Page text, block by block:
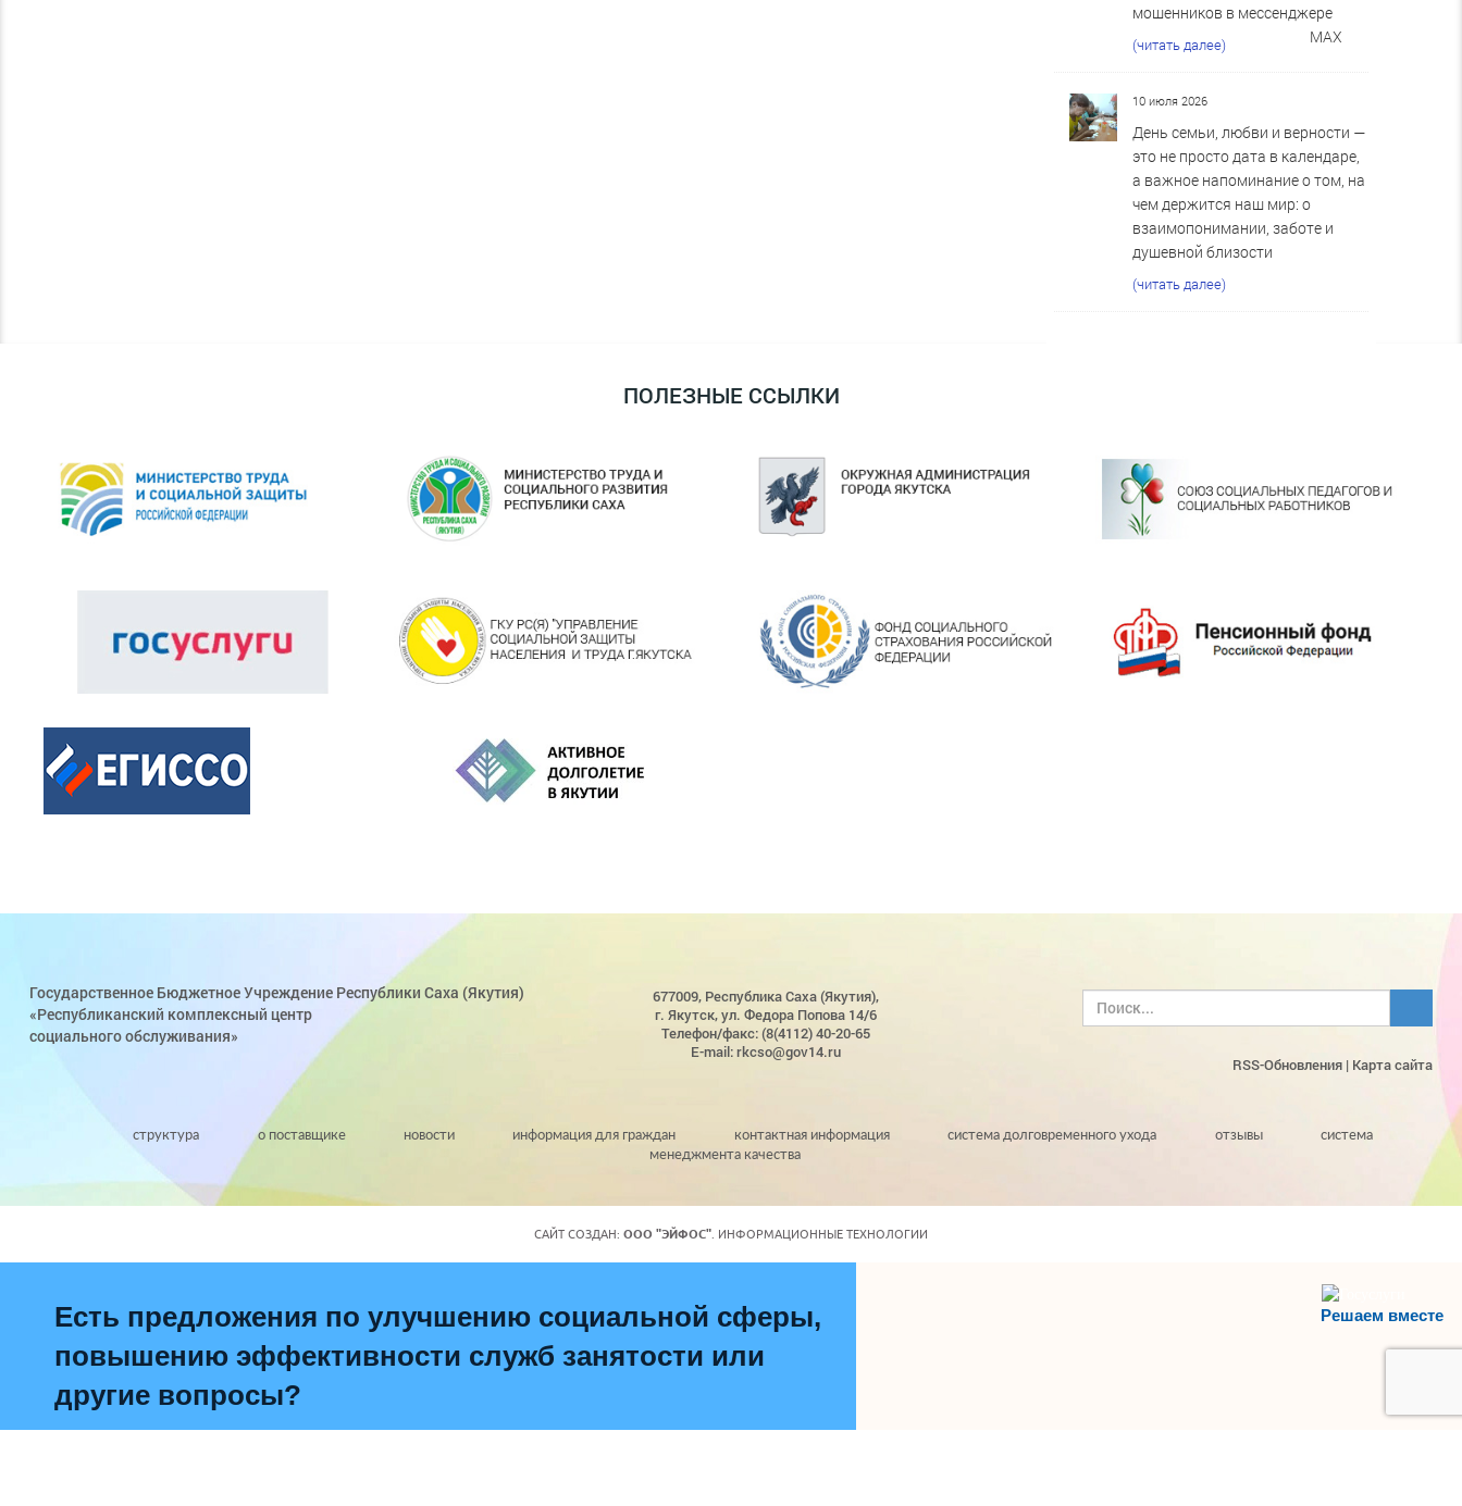
мошенников в мессенджере
MAX
(читать далее)
10 июля 2026
День семьи, любви и верности —
это не просто дата в календаре,
а важное напоминание о том, на
чем держится наш мир: о
взаимопонимании, заботе и
душевной близости
(читать далее)
ПОЛЕЗНЫЕ ССЫЛКИ
Государственное Бюджетное Учреждение Республики Саха (Якутия)
«Республиканский комплексный центр
социального обслуживания»
677009, Республика Саха (Якутия),
г. Якутск, ул. Федора Попова 14/6
Телефон/факс: (8(4112) 40-20-65
E-mail: rkcso@gov14.ru
RSS-Обновления | Карта сайта
структура о поставщике новости информация для граждан контактная информация система долговременного ухода отзывы
система
менеджмента качества
САЙТ СОЗДАН: ООО "ЭЙФОС" . ИНФОРМАЦИОННЫЕ ТЕХНОЛОГИИ
Решаем вместе
Есть предложения по улучшению социальной сферы,
повышению эффективности служб занятости или
другие вопросы?